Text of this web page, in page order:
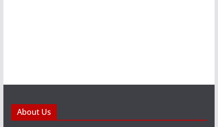
About Us